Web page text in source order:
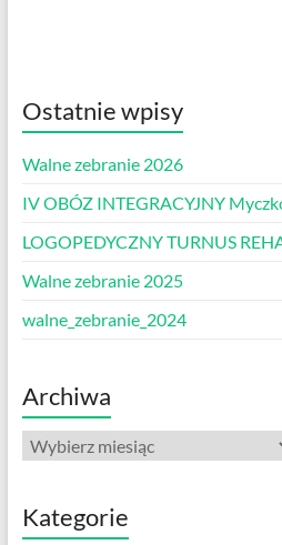
Ostatnie wpisy
Walne zebranie 2026
IV OBÓZ INTEGRACYJNY
LOGOPEDYCZNY TURNUS
Walne zebranie 2025
walne_zebranie_2024
Archiwa
Archiwa
Kategorie